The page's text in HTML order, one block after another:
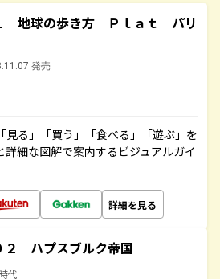
地球の歩き方 Ｐｌａｔ パリ
発売
見る」「買う」「食べる」「遊ぶ」を
細な図解で案内するビジュアルガイ
詳細を見る
２ ハプスブルク帝国
代